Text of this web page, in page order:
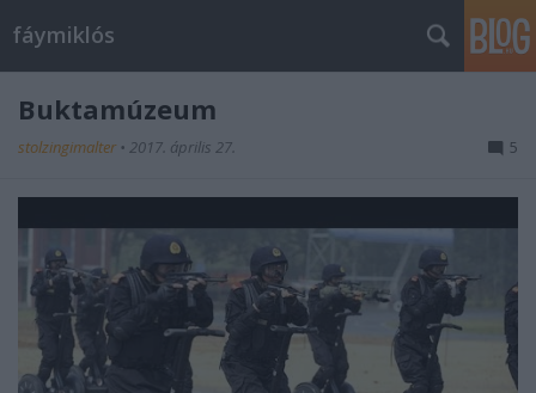
fáymiklós
Buktamúzeum
stolzingimalter • 2017. április 27. 5